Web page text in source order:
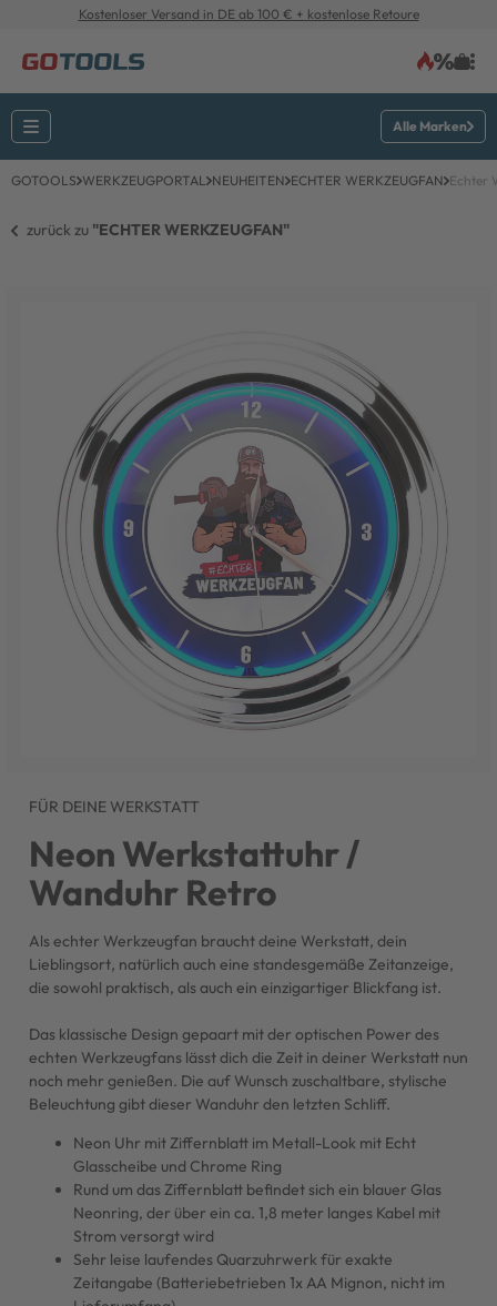
Kostenloser Versand in DE ab 100 € + kostenlose Retoure
Alle Marken
GOTOOLS WERKZEUGPORTAL NEUHEITEN ECHTER WERKZEUGFAN Echter
zurück zu "ECHTER WERKZEUGFAN"
FÜR DEINE WERKSTATT
Neon Werkstattuhr /
Wanduhr Retro
Als echter Werkzeugfan braucht deine Werkstatt, dein
Lieblingsort, natürlich auch eine standesgemäße Zeitanzeige,
die sowohl praktisch, als auch ein einzigartiger Blickfang ist.
Das klassische Design gepaart mit der optischen Power des
echten Werkzeugfans lässt dich die Zeit in deiner Werkstatt nun
noch mehr genießen. Die auf Wunsch zuschaltbare, stylische
Beleuchtung gibt dieser Wanduhr den letzten Schliff.
Neon Uhr mit Ziffernblatt im Metall-Look mit Echt
Glasscheibe und Chrome Ring
Rund um das Ziffernblatt befindet sich ein blauer Glas
Neonring, der über ein ca. 1,8 meter langes Kabel mit
Strom versorgt wird
Sehr leise laufendes Quarzuhrwerk für exakte
Zeitangabe (Batteriebetrieben 1x AA Mignon, nicht im